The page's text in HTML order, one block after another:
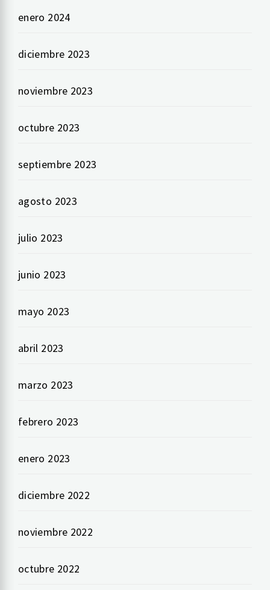
enero 2024
diciembre 2023
noviembre 2023
octubre 2023
septiembre 2023
agosto 2023
julio 2023
junio 2023
mayo 2023
abril 2023
marzo 2023
febrero 2023
enero 2023
diciembre 2022
noviembre 2022
octubre 2022